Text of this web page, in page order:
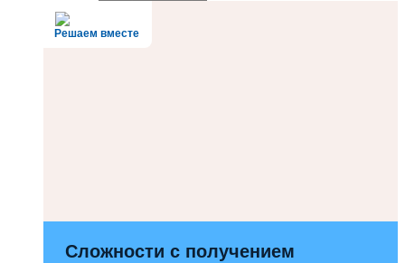
Решаем вместе
Сложности с получением